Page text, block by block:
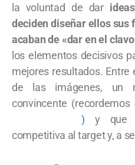
la voluntad de dar
deciden diseñar ellos sus
acaban de «dar en el
los elementos decisivos
mejores resultados.
de las imágenes, un
convincente (recordemos
) y que
competitiva al target y, a